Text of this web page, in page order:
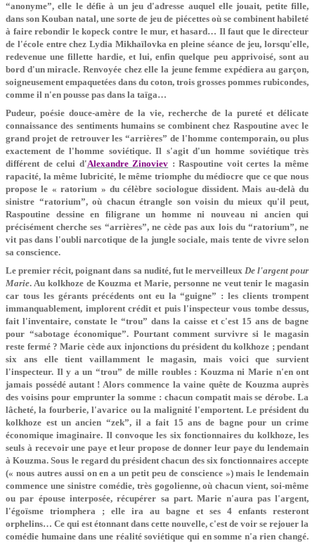
“anonyme”, elle le défie à un jeu d'adresse auquel elle jouait, petite fille,
dans son Kouban natal, une sorte de jeu de piécettes où se combinent habileté
à faire rebondir le kopeck contre le mur, et hasard… Il faut que le directeur
de l'école entre chez Lydia Mikhaïlovka en pleine séance de jeu, lorsqu'elle,
redevenue une fillette hardie, et lui, enfin quelque peu apprivoisé, sont au
bord d'un miracle. Renvoyée chez elle la jeune femme expédiera au garçon,
soigneusement empaquetées dans du coton, trois grosses pommes rubicondes,
comme il n'en pousse pas dans la taïga…
Pudeur, poésie douce-amère de la vie, recherche de la pureté et délicate
connaissance des sentiments humains se combinent chez Raspoutine avec le
grand projet de retrouver les “arrières” de l'homme contemporain, ou plus
exactement de l'homme soviétique. Il s'agit d'un homme soviétique très
différent de celui d'Alexandre Zinoviev : Raspoutine voit certes la même
rapacité, la même lubricité, le même triomphe du médiocre que ce que nous
propose le « ratorium » du célèbre sociologue dissident. Mais au-delà du
sinistre “ratorium”, où chacun étrangle son voisin du mieux qu'il peut,
Raspoutine dessine en filigrane un homme ni nouveau ni ancien qui
précisément cherche ses “arrières”, ne cède pas aux lois du “ratorium”, ne
vit pas dans l'oubli narcotique de la jungle sociale, mais tente de vivre selon
sa conscience.
Le premier récit, poignant dans sa nudité, fut le merveilleux De l'argent pour
Marie. Au kolkhoze de Kouzma et Marie, personne ne veut tenir le magasin
car tous les gérants précédents ont eu la “guigne” : les clients trompent
immanquablement, implorent crédit et puis l'inspecteur vous tombe dessus,
fait l'inventaire, constate le “trou” dans la caisse et c'est 15 ans de bagne
pour “sabotage économique”. Pourtant comment survivre si le magasin
reste fermé ? Marie cède aux injonctions du président du kolkhoze ; pendant
six ans elle tient vaillamment le magasin, mais voici que survient
l'inspecteur. Il y a un “trou” de mille roubles : Kouzma ni Marie n'en ont
jamais possédé autant ! Alors commence la vaine quête de Kouzma auprès
des voisins pour emprunter la somme : chacun compatit mais se dérobe. La
lâcheté, la fourberie, l'avarice ou la malignité l'emportent. Le président du
kolkhoze est un ancien “zek”, il a fait 15 ans de bagne pour un crime
économique imaginaire. Il convoque les six fonctionnaires du kolkhoze, les
seuls à recevoir une paye et leur propose de donner leur paye du lendemain
à Kouzma. Sous le regard du président chacun des six fonctionnaires accepte
(« nous autres aussi on en a un petit peu de conscience ») mais le lendemain
commence une sinistre comédie, très gogolienne, où chacun vient, soi-même
ou par épouse interposée, récupérer sa part. Marie n'aura pas l'argent,
l'égoïsme triomphera ; elle ira au bagne et ses 4 enfants resteront
orphelins… Ce qui est étonnant dans cette nouvelle, c'est de voir se rejouer la
comédie humaine dans une réalité soviétique qui en somme n'a rien changé.